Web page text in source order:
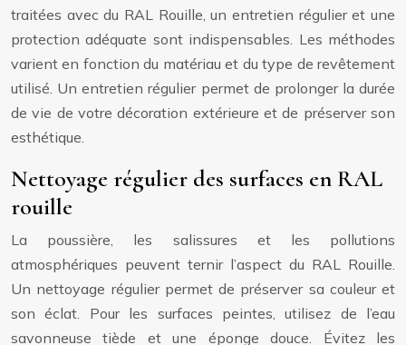
traitées avec du RAL Rouille, un entretien régulier et une
protection adéquate sont indispensables. Les méthodes
varient en fonction du matériau et du type de revêtement
utilisé. Un entretien régulier permet de prolonger la durée
de vie de votre décoration extérieure et de préserver son
esthétique.
Nettoyage régulier des surfaces en RAL
rouille
La poussière, les salissures et les pollutions
atmosphériques peuvent ternir l’aspect du RAL Rouille.
Un nettoyage régulier permet de préserver sa couleur et
son éclat. Pour les surfaces peintes, utilisez de l’eau
savonneuse tiède et une éponge douce. Évitez les